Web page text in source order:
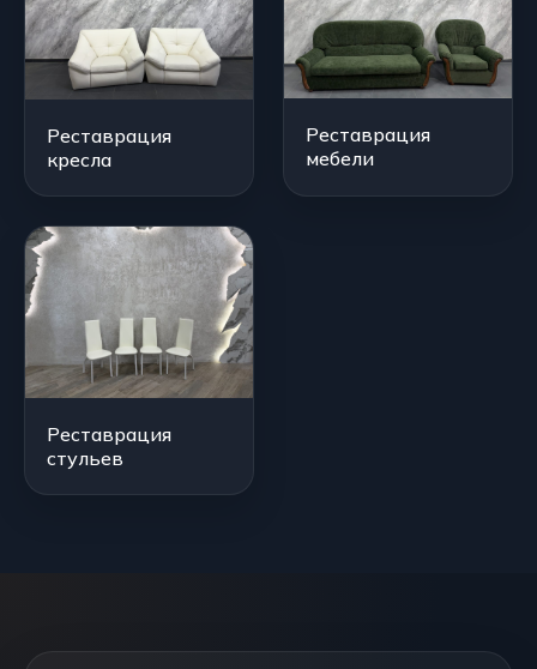
Реставрация
кресла
Реставрация
мебели
Реставрация
стульев